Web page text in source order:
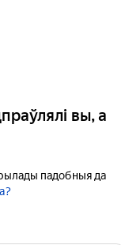
вы, а
падобныя да